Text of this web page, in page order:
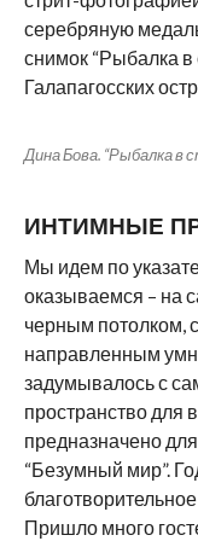
серебряную
снимок “Рыбалка в
Галапагосских
Дина Бова. “Рыбалка в
ИНТИМНЫЕ
Мы идем по
оказываемся – на
черным потолком,
направленным
задумывалось с
пространство для
предназначено
“Безумный мир”.
Пришло много